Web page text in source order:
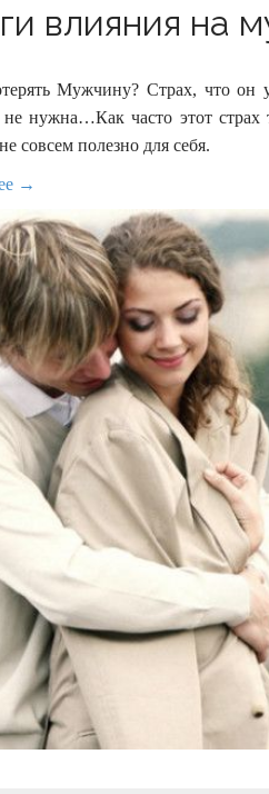
влияния на
Мужчину? Страх, что
не нужна…Как часто этот
совсем полезно для себя.
→